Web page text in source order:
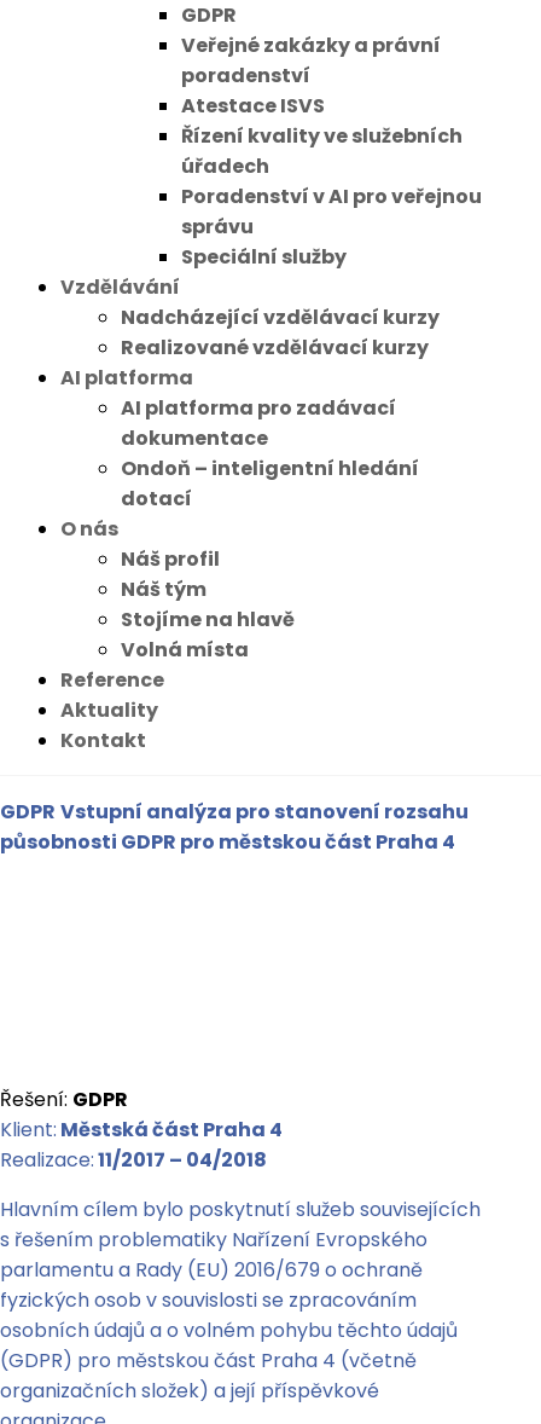
GDPR
Veřejné zakázky a právní
poradenství
Atestace ISVS
Řízení kvality ve služebních
úřadech
Poradenství v AI pro veřejnou
správu
Speciální služby
Vzdělávání
Nadcházející vzdělávací kurzy
Realizované vzdělávací kurzy
AI platforma
AI platforma pro zadávací
dokumentace
Ondoň – inteligentní hledání
dotací
O nás
Náš profil
Náš tým
Stojíme na hlavě
Volná místa
Reference
Aktuality
Kontakt
GDPR Vstupní analýza pro stanovení rozsahu
působnosti GDPR pro městskou část Praha 4
Řešení: GDPR
Klient: Městská část Praha 4
Realizace:11/2017 – 04/2018
Hlavním cílem bylo poskytnutí služeb souvisejících
s řešením problematiky Nařízení Evropského
parlamentu a Rady (EU) 2016/679 o ochraně
fyzických osob v souvislosti se zpracováním
osobních údajů a o volném pohybu těchto údajů
(GDPR) pro městskou část Praha 4 (včetně
organizačních složek) a její příspěvkové